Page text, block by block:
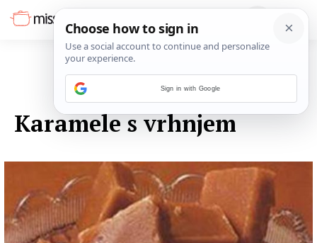
Karamele s vrhnjem
Sign in with Google